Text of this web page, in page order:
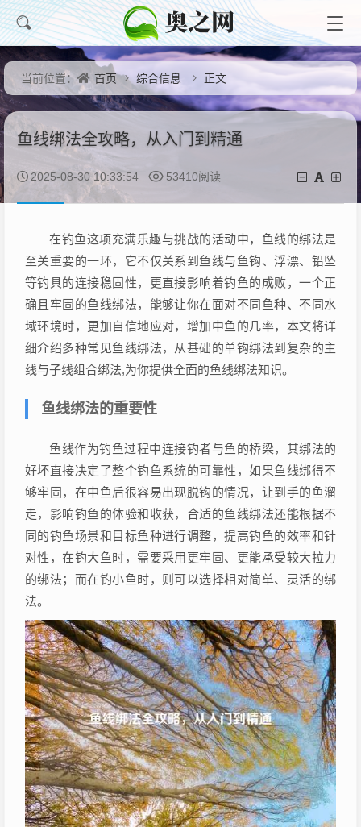
当前位置： 首页 综合信息 正文
鱼线绑法全攻略，从入门到精通
2025-08-30 10:33:54 53410阅读
在钓鱼这项充满乐趣与挑战的活动中，鱼线的绑法是
至关重要的一环，它不仅关系到鱼线与鱼钩、浮漂、铅坠
等钓具的连接稳固性，更直接影响着钓鱼的成败，一个正
确且牢固的鱼线绑法，能够让你在面对不同鱼种、不同水
域环境时，更加自信地应对，增加中鱼的几率，本文将详
细介绍多种常见鱼线绑法，从基础的单钩绑法到复杂的主
线与子线组合绑法,为你提供全面的鱼线绑法知识。
鱼线绑法的重要性
鱼线作为钓鱼过程中连接钓者与鱼的桥梁，其绑法的
好坏直接决定了整个钓鱼系统的可靠性，如果鱼线绑得不
够牢固，在中鱼后很容易出现脱钩的情况，让到手的鱼溜
走，影响钓鱼的体验和收获，合适的鱼线绑法还能根据不
同的钓鱼场景和目标鱼种进行调整，提高钓鱼的效率和针
对性，在钓大鱼时，需要采用更牢固、更能承受较大拉力
的绑法；而在钓小鱼时，则可以选择相对简单、灵活的绑
法。